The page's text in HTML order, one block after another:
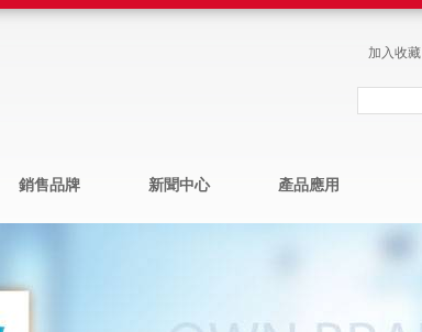
加入收藏
銷售品牌 新聞中心 產品應用